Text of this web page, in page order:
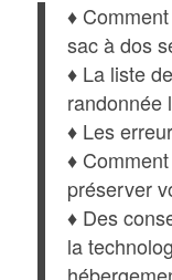
♦
sac à dos
♦ La liste
randonnée
♦ Les
♦
préserver
♦ Des
la